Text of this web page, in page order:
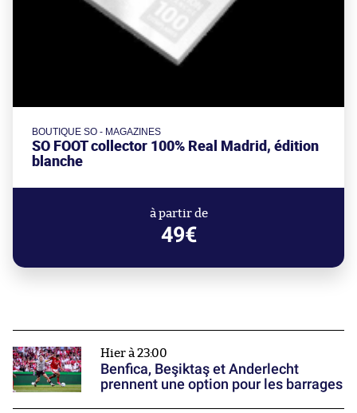
BOUTIQUE SO - MAGAZINES
SO FOOT collector 100% Real Madrid, édition
blanche
à partir de
49€
Hier à 23:00
Benfica, Beşiktaş et Anderlecht
prennent une option pour les barrages